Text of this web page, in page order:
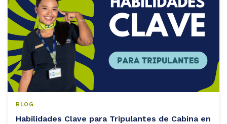
BLOG
Habilidades Clave para Tripulantes de Cabina en